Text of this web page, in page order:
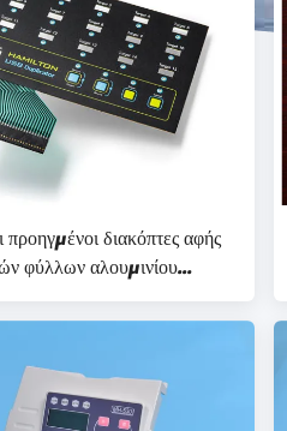
διακόπτες αφής
φύλλων αλουμινίου
ηλεκτρονικοί